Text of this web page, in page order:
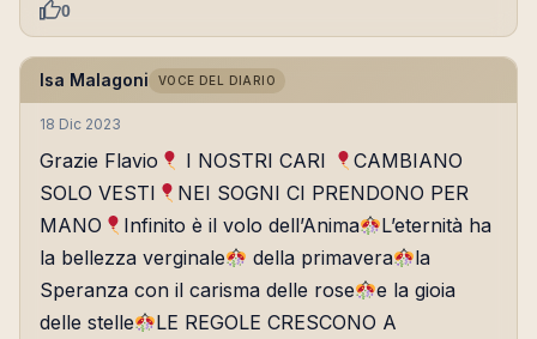
0
Isa Malagoni VOCE DEL DIARIO
18 Dic 2023
Grazie Flavio I NOSTRI CARI
CAMBIANO
SOLO VESTI
NEI SOGNI CI PRENDONO PER
MANO
Infinito è il volo dell’Anima
L’eternità ha
la bellezza verginale
della primavera
la
Speranza con il carisma delle rose
e la gioia
delle stelle
LE REGOLE CRESCONO A